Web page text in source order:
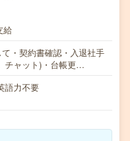
給
・契約書確認・入退社手
チャット)・台帳更…
語力不要